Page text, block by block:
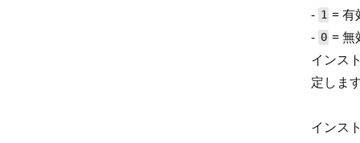
- 1 = 有
- 0 = 無
インス
定しま
インス